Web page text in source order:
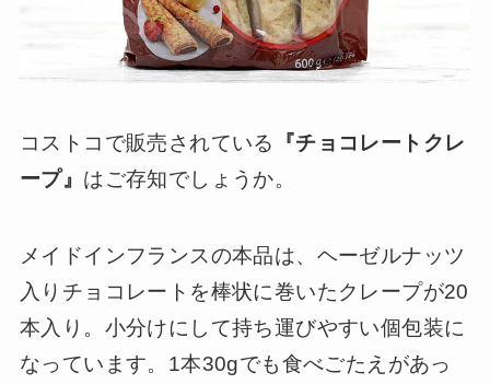
コストコで販売されている
『チョコレートクレ
ープ』 はご存知でしょうか。
メイドインフランスの本品は、ヘーゼルナッツ
入りチョコレートを棒状に巻いたクレープが20
本入り。小分けにして持ち運びやすい個包装に
なっています。1本30gでも食べごたえがあっ